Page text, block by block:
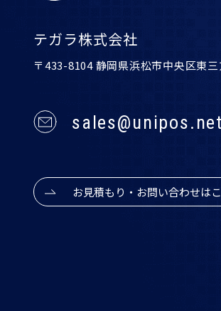
テガラ株式会社
〒433-8104 静岡県浜松市中央区東
sales@unipos.net
お見積もり・お問い合わせは